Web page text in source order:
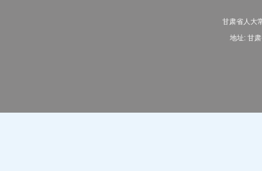
甘肃省人大
地址: 甘